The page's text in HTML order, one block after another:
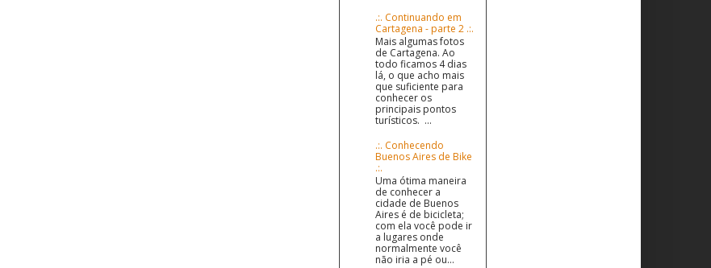
.:. Continuando em
Cartagena - parte 2 .:.
Mais algumas fotos
de Cartagena. Ao
todo ficamos 4 dias
lá, o que acho mais
que suficiente para
conhecer os
principais pontos
turísticos. ...
.:. Conhecendo
Buenos Aires de Bike
.:.
Uma ótima maneira
de conhecer a
cidade de Buenos
Aires é de bicicleta;
com ela você pode ir
a lugares onde
normalmente você
não iria a pé ou...